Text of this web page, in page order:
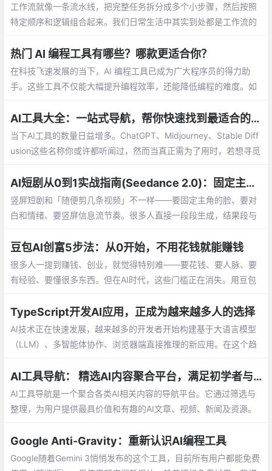
工作流就像一条流水线，把完整任务拆分成多个小步骤，然后按照
特定顺序和逻辑组合起来。我们日常生活中其实到处都是工作流的
现自动化。
热门 AI 编程工具有哪些？哪款更适合你？
在科技飞速发展的当下，AI 编程工具已成为广大程序员的得力助
手。这些工具不仅能大幅提升编程效率，还能降低编程的难度。如
AI工具大全：一站式导航，帮你快速找到最适合的工具
当下AI工具的数量日益增多。ChatGPT、Midjourney、Stable Diff
usion这些名称你或许都听闻过，然而当真正需为了用时，若想寻觅
AI短剧从0到1实战指南(Seedance 2.0)：固定主角不跳脸，1小时出一集竖屏爽剧
竖屏短剧和「随便剪几条视频」不一样——要固定主角的脸、要对
白和情绪、要竖屏信息流节奏。很多人直接一段段生成，结果段与
豆包AI创富5步法：从0开始，不用花钱就能赚钱
很多人一提到赚钱、创业，就觉得特别难——要花钱、要人脉、要
有经验、要懂很多东西。但在AI时代，这些门槛正在消失。用豆包
TypeScript开发AI应用，正成为越来越多人的选择
AI技术正在快速发展，越来越多的开发者开始构建基于大语言模型
（LLM）、多智能体协作、浏览器端直接推理的新应用。在这个趋
的社区
AI工具导航： 精选AI内容聚合平台，满足初学者与专业用户需求
AI工具导航是一个聚合各类AI相关内容的导航平台。它通过筛选与
整理，为用户提供最具价值和有趣的AI文章、视频、新闻及资源。
航都能满足您的需求，帮助您了解AI的最新发展和应用。
Google Anti-Gravity：重新认识AI编程工具
Google随着Gemini 3悄悄发布的这个工具，目前所有用户都能免费